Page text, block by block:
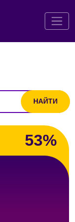
53%